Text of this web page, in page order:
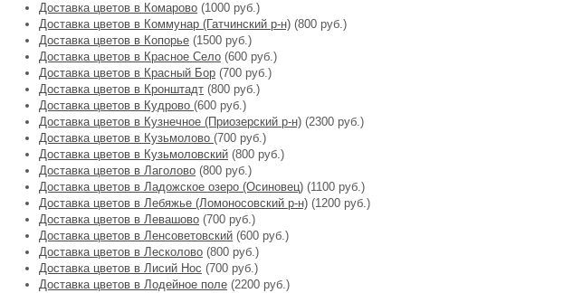
Доставка цветов в Комарово (1000 руб.)
Доставка цветов в Коммунар (Гатчинский р-н) (800 руб.)
Доставка цветов в Копорье (1500 руб.)
Доставка цветов в Красное Село (600 руб.)
Доставка цветов в Красный Бор (700 руб.)
Доставка цветов в Кронштадт (800 руб.)
Доставка цветов в Кудрово (600 руб.)
Доставка цветов в Кузнечное (Приозерский р-н) (2300 руб.)
Доставка цветов в Кузьмолово (700 руб.)
Доставка цветов в Кузьмоловский (800 руб.)
Доставка цветов в Лаголово (800 руб.)
Доставка цветов в Ладожское озеро (Осиновец) (1100 руб.)
Доставка цветов в Лебяжье (Ломоносовский р-н) (1200 руб.)
Доставка цветов в Левашово (700 руб.)
Доставка цветов в Ленсоветовский (600 руб.)
Доставка цветов в Лесколово (800 руб.)
Доставка цветов в Лисий Нос (700 руб.)
Доставка цветов в Лодейное поле (2200 руб.)